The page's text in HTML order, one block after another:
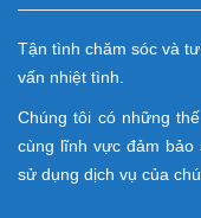
Tận tình chăm sóc và
vấn nhiệt tình.
Chúng tôi có những
cùng lĩnh vực đảm bảo
sử dụng dịch vụ của